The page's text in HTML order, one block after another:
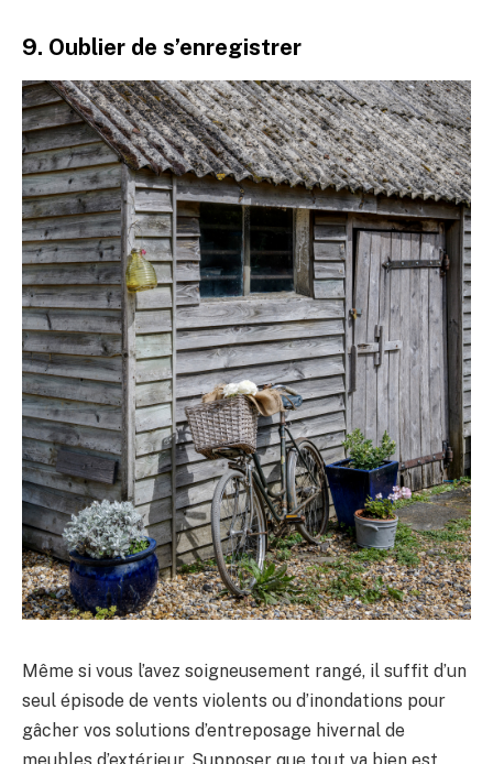
9. Oublier de s’enregistrer
Même si vous l’avez soigneusement rangé, il suffit d’un
seul épisode de vents violents ou d’inondations pour
gâcher vos solutions d’entreposage hivernal de
meubles d’extérieur. Supposer que tout va bien est